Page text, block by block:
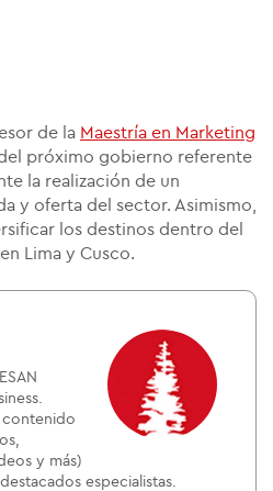
de la Maestría en Marketing
del próximo gobierno referente
la realización de un
y oferta del sector. Asimismo,
los destinos dentro del
Lima y Cusco.
contenido
y más)
especialistas.